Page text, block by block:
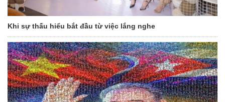
Khi sự thấu hiểu bắt đầu từ việc lắng nghe